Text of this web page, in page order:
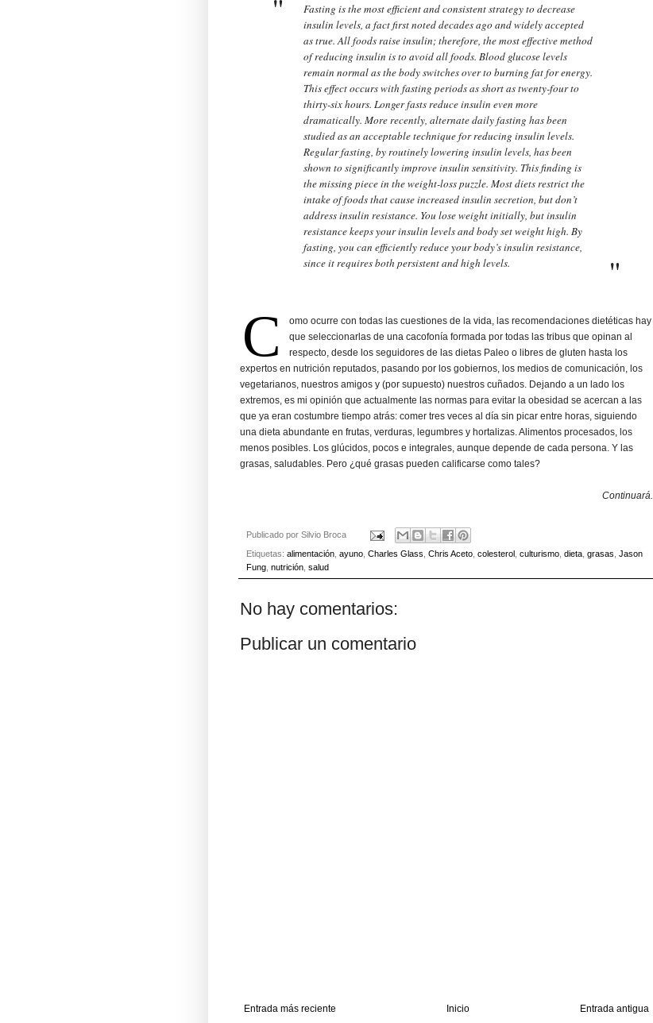
Fasting is the most efficient and consistent strategy to decrease
insulin levels, a fact first noted decades ago and widely accepted
as true. All foods raise insulin; therefore, the most effective method
of reducing insulin is to avoid all foods. Blood glucose levels
remain normal as the body switches over to burning fat for energy.
This effect occurs with fasting periods as short as twenty-four to
thirty-six hours. Longer fasts reduce insulin even more
dramatically. More recently, alternate daily fasting has been
studied as an acceptable technique for reducing insulin levels.
Regular fasting, by routinely lowering insulin levels, has been
shown to significantly improve insulin sensitivity. This finding is
the missing piece in the weight-loss puzzle. Most diets restrict the
intake of foods that cause increased insulin secretion, but don’t
address insulin resistance. You lose weight initially, but insulin
resistance keeps your insulin levels and body set weight high. By
fasting, you can efficiently reduce your body’s insulin resistance,
since it requires both persistent and high levels.
C
omo ocurre con todas las cuestiones de la vida, las recomendaciones dietéticas hay
que seleccionarlas de una cacofonía formada por todas las tribus que opinan al
respecto, desde los seguidores de las dietas Paleo o libres de gluten hasta los
expertos en nutrición reputados, pasando por los gobiernos, los medios de comunicación, los
vegetarianos, nuestros amigos y (por supuesto) nuestros cuñados. Dejando a un lado los
extremos, es mi opinión que actualmente las normas para evitar la obesidad se acercan a las
que ya eran costumbre tiempo atrás: comer tres veces al día sin picar entre horas, siguiendo
una dieta abundante en frutas, verduras, legumbres y hortalizas. Alimentos procesados, los
menos posibles. Los glúcidos, pocos e integrales, aunque depende de cada persona. Y las
grasas, saludables. Pero ¿qué grasas pueden calificarse como tales?
Continuará.
Publicado por Silvio Broca
Etiquetas: alimentación ayuno Charles Glass Chris Aceto colesterol culturismo dieta grasas Jason
Fung nutrición salud
No hay comentarios:
Publicar un comentario
Entrada más reciente Entrada antigua
Inicio